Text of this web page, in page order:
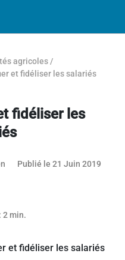
agricoles /
et fidéliser les salariés
fidéliser les
Publié le 21 Juin 2019
2 min.